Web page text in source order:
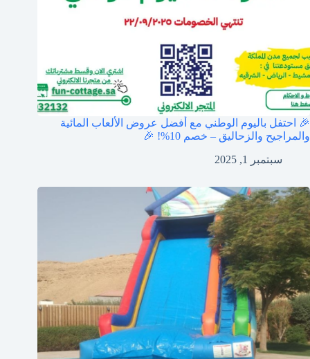
🎉 احتفل باليوم الوطني مع أفضل عروض الألعاب المائية
والمراجيح والزحاليق – خصم 10%! 🎉
سبتمبر 1, 2025